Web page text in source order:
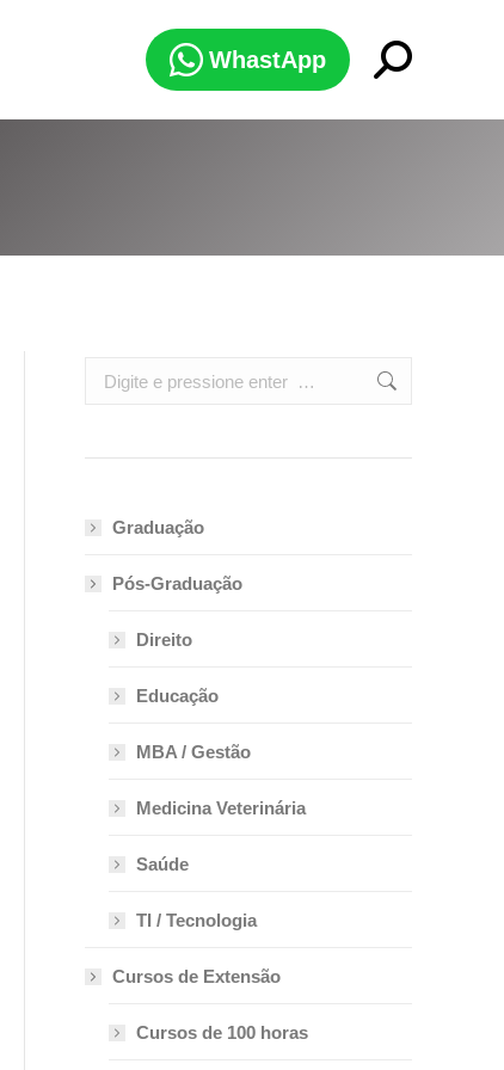
WhastApp Search:
Search:
Graduação
Pós-Graduação
Direito
Educação
MBA / Gestão
Medicina Veterinária
Saúde
TI / Tecnologia
Cursos de Extensão
Cursos de 100 horas